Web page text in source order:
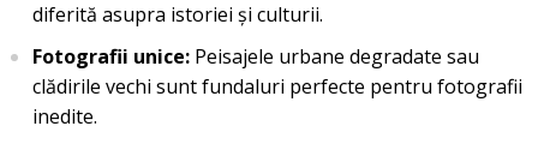
diferită asupra istoriei și culturii.
Fotografii unice:Peisajele urbane degradate sau
clădirile vechi sunt fundaluri perfecte pentru fotografii
inedite.